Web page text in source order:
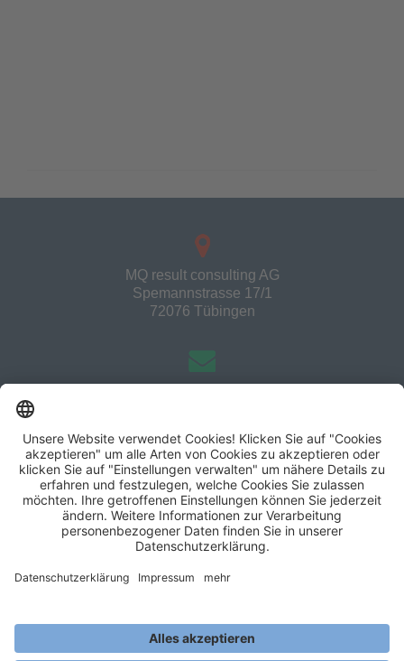
MQ result consulting AG
Spemannstrasse 17/1
72076 Tübingen
+49 7071 44372
MQ result consulting AG
rlsruhe|Leipzig|München
Impressum&Datenschutz